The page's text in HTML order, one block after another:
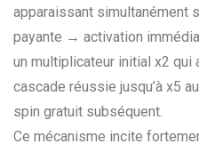
apparaissant simultanément
payante → activation
un multiplicateur initial x2 qui
cascade réussie jusqu’à x5
spin gratuit subséquent.
Ce mécanisme incite